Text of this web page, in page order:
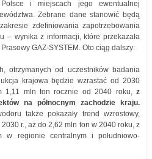
i miejscach jego ewentualnej
Zebrane dane stanowić będą
zdefiniowania zapotrzebowania
– wynika z informacji, które przekazała
GAZ-SYSTEM. Oto ciąg dalszy:
otrzymanych od uczestników badania
krajowa będzie wzrastać od 2030
1,11 mln ton rocznie od 2040 roku, z
na północnym zachodzie kraju.
także pokazały trend wzrostowy,
r., aż do 2,62 mln ton w 2040 roku, z
w regionie centralnym i południowo-